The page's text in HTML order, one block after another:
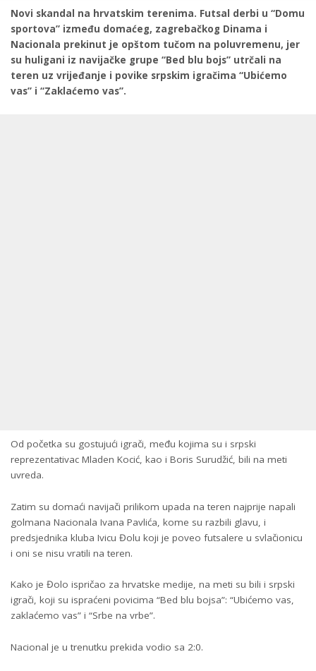
Novi skandal na hrvatskim terenima. Futsal derbi u “Domu
sportova” između domaćeg, zagrebačkog Dinama i
Nacionala prekinut je opštom tučom na poluvremenu, jer
su huligani iz navijačke grupe “Bed blu bojs” utrčali na
teren uz vrijeđanje i povike srpskim igračima “Ubićemo
vas” i “Zaklaćemo vas”.
Od početka su gostujući igrači, među kojima su i srpski
reprezentativac Mladen Kocić, kao i Boris Surudžić, bili na meti
uvreda.
Zatim su domaći navijači prilikom upada na teren najprije napali
golmana Nacionala Ivana Pavlića, kome su razbili glavu, i
predsjednika kluba Ivicu Đolu koji je poveo futsalere u svlačionicu
i oni se nisu vratili na teren.
Kako je Đolo ispričao za hrvatske medije, na meti su bili i srpski
igrači, koji su ispraćeni povicima “Bed blu bojsa”: “Ubićemo vas,
zaklaćemo vas” i “Srbe na vrbe”.
Nacional je u trenutku prekida vodio sa 2:0.